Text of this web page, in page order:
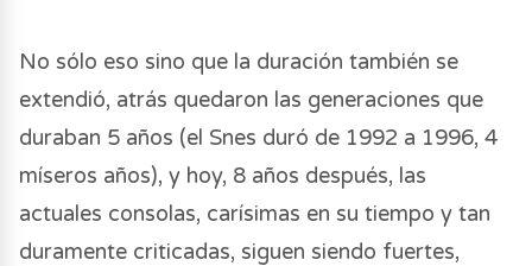
No sólo eso sino que la duración también se
extendió, atrás quedaron las generaciones que
duraban 5 años (el Snes duró de 1992 a 1996, 4
míseros años), y hoy, 8 años después, las
actuales consolas, carísimas en su tiempo y tan
duramente criticadas, siguen siendo fuertes,